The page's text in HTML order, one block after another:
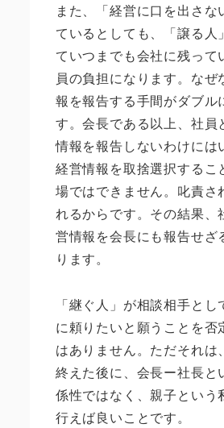
また、「経営に口を出さな
ているとしても、「譲る人
ていつまでも会社に残って
員の負担になります。なぜ
報を報告する手間がダブル
す。会長である以上、社員
情報を報告しないわけには
経営情報を取捨選択するこ
場ではできません。叱責さ
れるからです。その結果、
営情報を会長にも報告せざ
ります。
「継ぐ人」が相談相手とし
に頼りたいと願うことを否
はありません。ただそれは
終えた後に、会長ー社長と
係性ではなく、親子という
行えば良いことです。